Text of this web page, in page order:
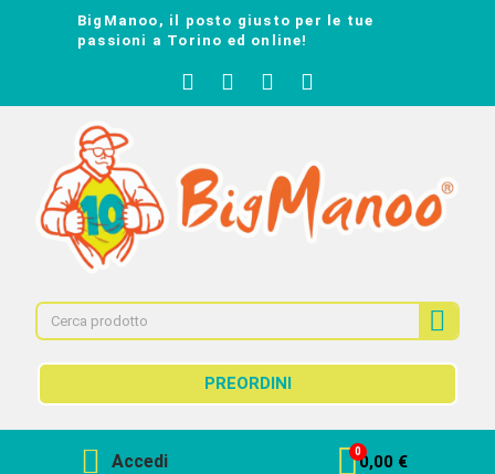
BigManoo, il posto giusto per le tue
passioni a Torino ed online!
PREORDINI
Accedi 0,00 €